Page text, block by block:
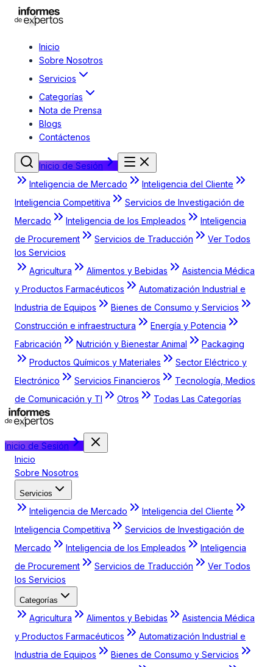
Inicio
Sobre Nosotros
Servicios
Categorías
Nota de Prensa
Blogs
Contáctenos
Inicio de Sesión
Inteligencia de Mercado
Inteligencia del Cliente
Inteligencia Competitiva
Servicios de Investigación de
Mercado
Inteligencia de los Empleados
Inteligencia
de Procurement
Servicios de Traducción
Ver Todos
los Servicios
Agricultura
Alimentos y Bebidas
Asistencia Médica
y Productos Farmacéuticos
Automatización Industrial e
Industria de Equipos
Bienes de Consumo y Servicios
Construcción e infraestructura
Energía y Potencia
Fabricación
Nutrición y Bienestar Animal
Packaging
Productos Químicos y Materiales
Sector Eléctrico y
Electrónico
Servicios Financieros
Tecnología, Medios
de Comunicación y TI
Otros Todas Las Categorías
Inicio de Sesión
Inicio
Sobre Nosotros
Servicios
Inteligencia de Mercado
Inteligencia del Cliente
Inteligencia Competitiva
Servicios de Investigación de
Mercado
Inteligencia de los Empleados
Inteligencia
de Procurement
Servicios de Traducción
Ver Todos
los Servicios
Categorías
Agricultura Alimentos y Bebidas
Asistencia Médica
y Productos Farmacéuticos
Automatización Industrial e
Industria de Equipos
Bienes de Consumo y Servicios